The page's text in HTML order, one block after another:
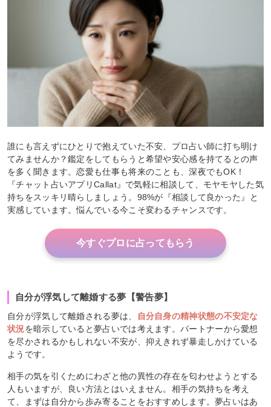
誰にも言えずにひとりで抱えていた不安、プロ占い師に打ち明け
てみませんか？鑑定をしてもらうと希望や安心感を持てるとの声
を多く聞きます。恋愛も仕事も将来のことも、深夜でもOK！
『チャット占いアプリCallat』で気軽に相談して、モヤモヤした気
持ちをスッキリ晴らしましょう。98%が『相談して良かった』と
実感しています。悩んでいる今こそ変わるチャンスです。
今すぐプロに占ってもらう
自分が浮気して離婚する夢【警告夢】
自分が浮気して離婚される夢は、
自分自身の精神状態の不安定な
状況を暗示していると夢占いでは考えます。パートナーから愛想
を尽かされるかもしれない不安が、抑えきれず暴走しかけている
ようです。
相手の気を引くためにわざと他の異性の存在を匂わせようとする
人もいますが、良い方法とはいえません。相手の気持ちを考え
て、まずは自分から歩み寄ることをおすすめします。夢占いはあ